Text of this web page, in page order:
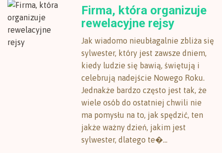
Firma, która organizuje
rewelacyjne rejsy
Jak wiadomo nieubłagalnie zbliża się
sylwester, który jest zawsze dniem,
kiedy ludzie się bawią, świętują i
celebrują nadejście Nowego Roku.
Jednakże bardzo często jest tak, że
wiele osób do ostatniej chwili nie
ma pomysłu na to, jak spędzić, ten
jakże ważny dzień, jakim jest
sylwester, dlatego te�...